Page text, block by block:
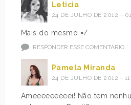
Leticia
24 DE JULHO DE 2012 -
Mais do mesmo =/
RESPONDER ESSE COMENTÁRIO
Pamela Miranda
24 DE JULHO DE 2012 -
Ameeeeeeeeei! Não tem